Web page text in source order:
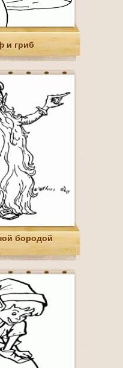
и гриб
бородой